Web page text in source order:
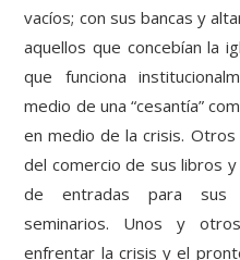
vacíos; con sus bancas y
aquellos que concebían la
que funciona
medio de una “cesantía”
en medio de la crisis.
del comercio de sus libros
de entradas para sus
seminarios. Unos y
enfrentar la crisis y el